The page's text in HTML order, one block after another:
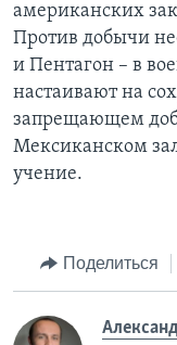
американских
Против добычи
и Пентагон – в
настаивают на
запрещающем
Мексиканском
учение.
Поделиться